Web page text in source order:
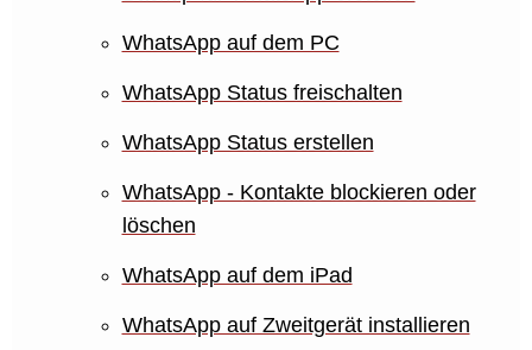
WhatsApp auf dem PC
WhatsApp Status freischalten
WhatsApp Status erstellen
WhatsApp - Kontakte blockieren oder
löschen
WhatsApp auf dem iPad
WhatsApp auf Zweitgerät installieren